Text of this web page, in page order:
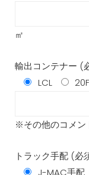
㎡
輸出コンテナー (
LCL
20F
※その他のコメン
トラック手配 (必
J-MAC手配